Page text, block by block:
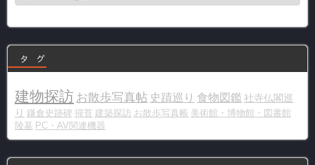
ー
タ グ
建物探訪 お散歩写真帖 史蹟巡り 食物図鑑 社寺仏閣巡
り 鎌倉史跡碑 掃苔 建築探訪 お散歩写真帳 美術館・博物館・図書館
陵墓 PC・AV関連機器